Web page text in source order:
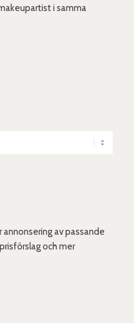
i samma
av passande
och mer